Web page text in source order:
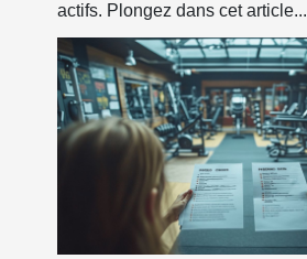
actifs. Plongez dans cet article...